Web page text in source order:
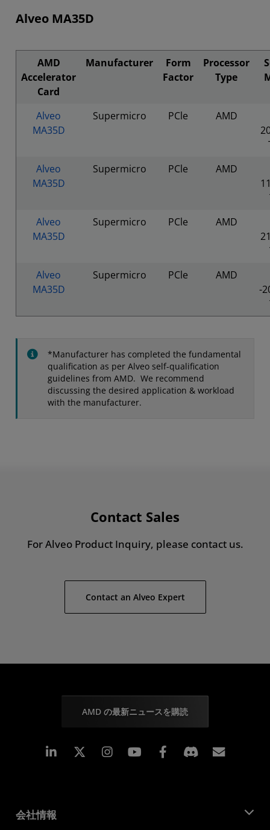
Alveo MA35D
AMD
Accelerator
Card
Manufacturer
Form
Factor
Processor
Type
Alveo
MA35D
Supermicro PCle
AMD
Alveo
MA35D
Supermicro PCle
AMD
Alveo
MA35D
Supermicro PCle
AMD
Alveo
MA35D
Supermicro PCle
AMD
-
*Manufacturer has completed the fundamental
qualification as per Alveo self-qualification
guidelines from AMD. We recommend
discussing the desired application & workload
with the manufacturer.
Contact Sales
For Alveo Product Inquiry, please contact us.
Contact an Alveo Expert
AMD の最新ニュースを購読
Linkedin Instagram Facebook
会社情報